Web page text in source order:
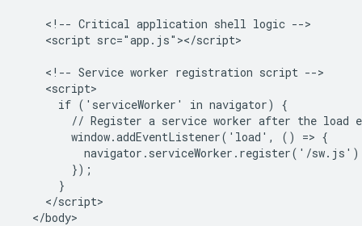
    <!-- Critical application shell logic -->
    <script src="app.js"></script>
    <!-- Service worker registration script -->
    <script>
      if ('serviceWorker' in navigator) {
// Register a service worker after the load
        window.addEventListener('load', () => {
navigator.serviceWorker.register('/
        });
      }
    </script>
  </body>